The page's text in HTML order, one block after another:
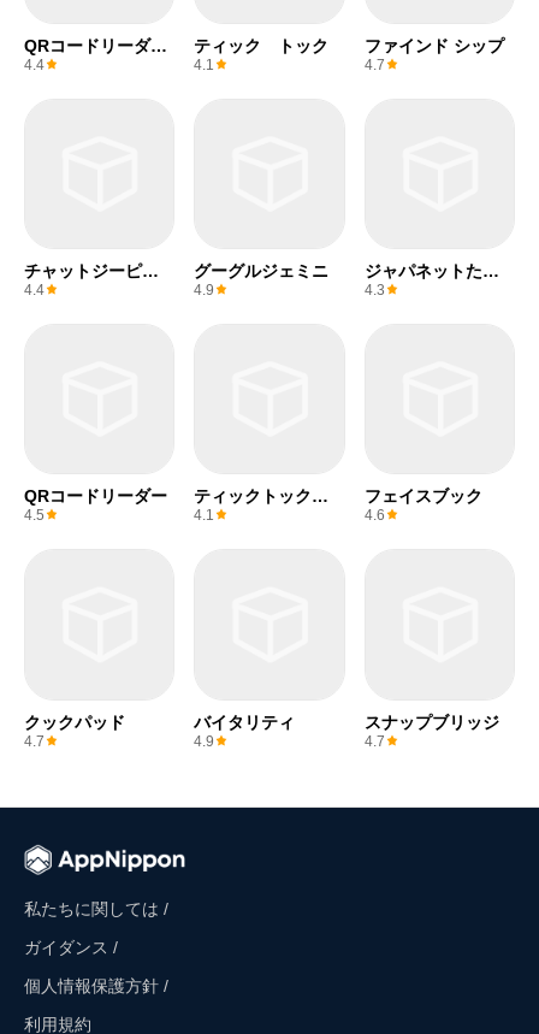
QRコードリーダー
(無料)
4.4
ティック トック
4.1
ファインド シップ
4.7
チャットジーピー
ティー
4.4
グーグルジェミニ
4.9
ジャパネットたか
た
4.3
QRコードリーダー
4.5
ティックトックラ
イト
4.1
フェイスブック
4.6
クックパッド
4.7
バイタリティ
4.9
スナップブリッジ
4.7
私たちに関しては /
ガイダンス /
個人情報保護方針 /
利用規約